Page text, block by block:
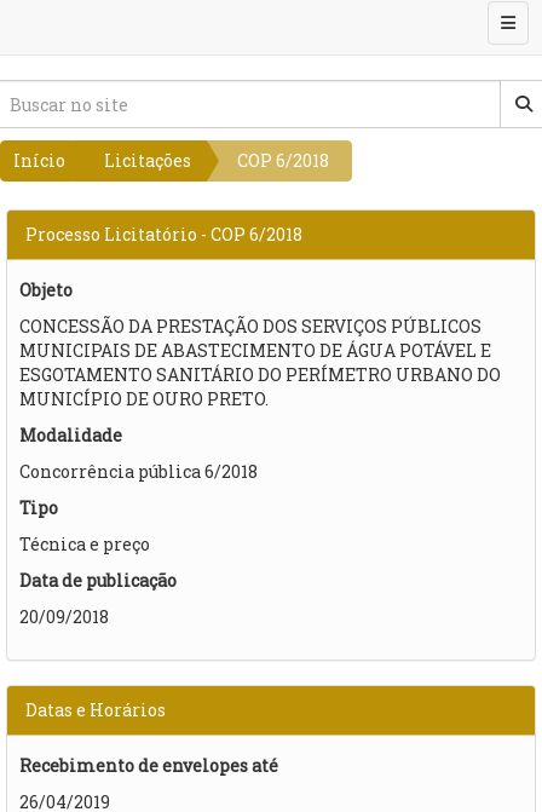
Início Licitações COP 6/2018
Processo Licitatório - COP 6/2018
Objeto
CONCESSÃO DA PRESTAÇÃO DOS SERVIÇOS PÚBLICOS
MUNICIPAIS DE ABASTECIMENTO DE ÁGUA POTÁVEL E
ESGOTAMENTO SANITÁRIO DO PERÍMETRO URBANO DO
MUNICÍPIO DE OURO PRETO.
Modalidade
Concorrência pública 6/2018
Tipo
Técnica e preço
Data de publicação
20/09/2018
Datas e Horários
Recebimento de envelopes até
26/04/2019